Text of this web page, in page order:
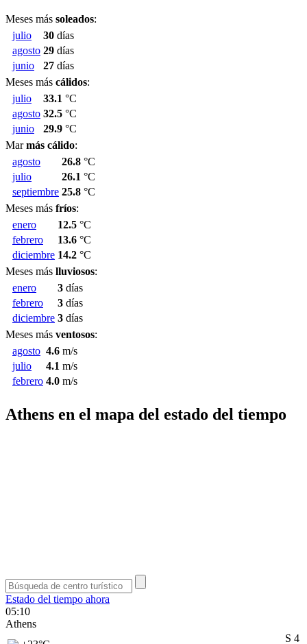
Meses más soleados:
julio
30 días
agosto 29 días
junio
27 días
Meses más cálidos:
julio
33.1 °C
agosto 32.5 °C
junio
29.9 °C
Marmás cálido:
agosto
26.8 °C
julio
26.1 °C
septiembre 25.8 °C
Meses más fríos:
enero
12.5 °C
febrero
13.6 °C
diciembre 14.2 °C
Meses más lluviosos:
enero
3 días
febrero
3 días
diciembre 3 días
Meses más ventosos:
agosto 4.6 m/s
julio
4.1 m/s
febrero 4.0 m/s
Athens en el mapa del estado del tiempo
Estado del tiempo ahora
05:10
Athens
S 4